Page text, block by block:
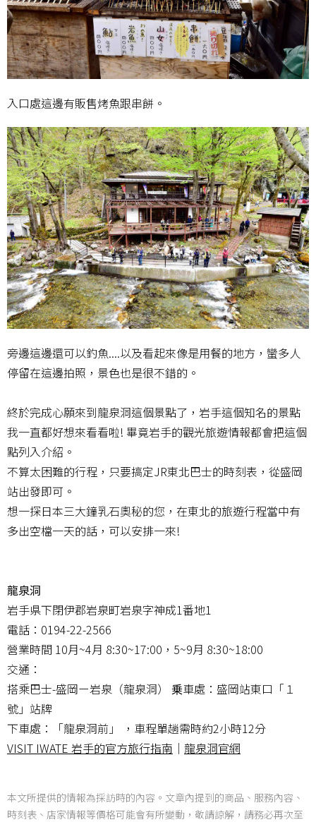
入口處這邊有販售烤魚跟串餅。
旁邊這邊還可以釣魚....以及看起來像是用餐的地方，蠻多人
停留在這邊拍照，景色也是很不錯的。
終於完成心願來到龍泉洞這個景點了，岩手這個知名的景點
我一直都好想來看看啦! 畢竟岩手的觀光旅遊情報都會把這個
點列入介紹。
不算太困難的行程，只要搞定JR東北巴士的時刻表，從盛岡
站出發即可。
想一探日本三大鐘乳石奧秘的您，在東北的旅遊行程當中有
多出空檔一天的話，可以安排一來!
龍泉洞
岩手県下閉伊郡岩泉町岩泉字神成1番地1
電話：0194-22-2566
營業時間 10月~4月 8:30~17:00，5~9月 8:30~18:00
交通：
搭乘巴士-盛岡ー岩泉（龍泉洞） 乗車處：盛岡站東口「１
號」站牌
下車處：「龍泉洞前」 ，車程單趟需時約2小時12分
VISIT IWATE 岩手的官方旅行指南 ｜ 龍泉洞官網
本文所提供的情報為採訪時的內容。文章內提到的商品、服務內容、
時刻表、店家情報等價格可能會有所變動，敬請諒解，請務必再次至